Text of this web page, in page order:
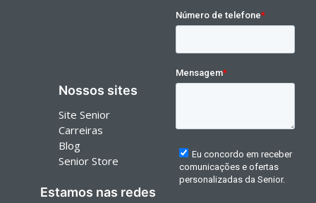
Nossos sites
Site Senior
Carreiras
Blog
Senior Store
Estamos nas redes